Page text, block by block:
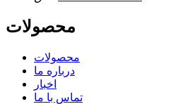
محصولات
محصولات
درباره ما
اخبار
تماس با ما